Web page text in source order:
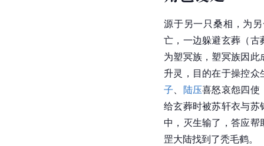
源于另一只桑相，为
亡，一边躲避玄葬（古
为塑冥族，塑冥族因
升灵，目的在于操控
子
陆压喜怒哀怨四使
给玄葬时被苏轩衣与苏
中，灭生输了，答应帮
罡大陆找到了秃毛鹤。